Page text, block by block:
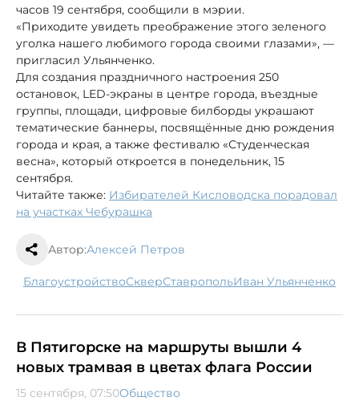
часов 19 сентября, сообщили в мэрии.
«Приходите увидеть преображение этого зеленого
уголка нашего любимого города своими глазами», —
пригласил Ульянченко.
Для создания праздничного настроения 250
остановок, LED-экраны в центре города, въездные
группы, площади, цифровые билборды украшают
тематические баннеры, посвящённые дню рождения
города и края, а также фестивалю «Студенческая
весна», который откроется в понедельник, 15
сентября.
Читайте также: Избирателей Кисловодска порадовал
на участках Чебурашка
Автор:Алексей Петров
благоустройство сквер Ставрополь Иван Ульянченко
В Пятигорске на маршруты вышли 4
новых трамвая в цветах флага России
15 сентября, 07:50Общество